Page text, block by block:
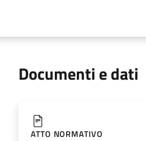
Documenti e dati
ATTO NORMATIVO